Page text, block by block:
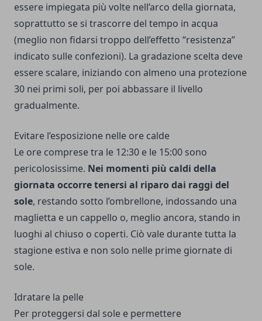
essere impiegata più volte nell’arco della giornata,
soprattutto se si trascorre del tempo in acqua
(meglio non fidarsi troppo dell’effetto “resistenza”
indicato sulle confezioni). La gradazione scelta deve
essere scalare, iniziando con almeno una protezione
30 nei primi soli, per poi abbassare il livello
gradualmente.
Evitare l’esposizione nelle ore calde
Le ore comprese tra le 12:30 e le 15:00 sono
pericolosissime. Nei momenti più caldi della
giornata occorre tenersi al riparo dai raggi del
sole, restando sotto l’ombrellone, indossando una
maglietta e un cappello o, meglio ancora, stando in
luoghi al chiuso o coperti. Ciò vale durante tutta la
stagione estiva e non solo nelle prime giornate di
sole.
Idratare la pelle
Per proteggersi dal sole e permettere